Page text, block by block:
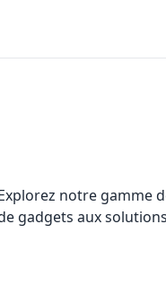
notre gamme
gadgets aux